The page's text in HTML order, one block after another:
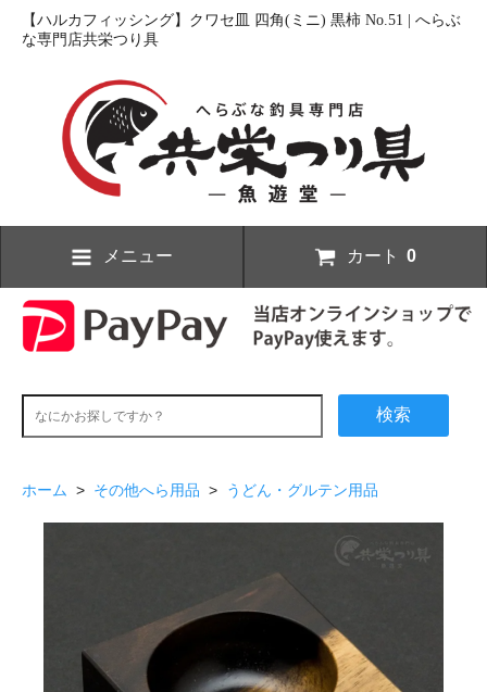
【ハルカフィッシング】クワセ皿 四角(ミニ) 黒柿 No.51 | へらぶ
な専門店共栄つり具
メニュー カート 0
検索
ホーム > その他へら用品 > うどん・グルテン用品